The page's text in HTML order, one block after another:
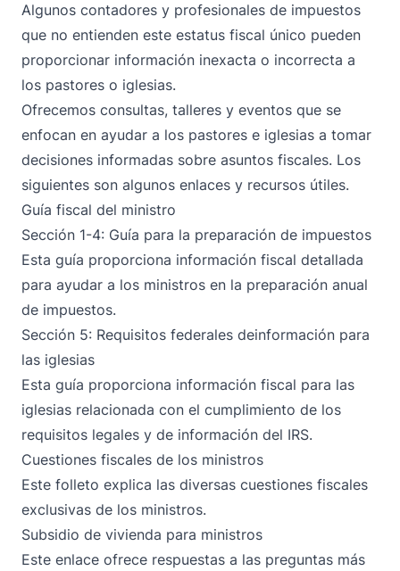
Algunos contadores y profesionales de impuestos
que no entienden este estatus fiscal único pueden
proporcionar información inexacta o incorrecta a
los pastores o iglesias.
Ofrecemos consultas, talleres y eventos que se
enfocan en ayudar a los pastores e iglesias a tomar
decisiones informadas sobre asuntos fiscales. Los
siguientes son algunos enlaces y recursos útiles.
Guía fiscal del ministro
Sección 1-4: Guía para la preparación de impuestos
Esta guía proporciona información fiscal detallada
para ayudar a los ministros en la preparación anual
de impuestos.
Sección 5: Requisitos federales deinformación para
las iglesias
Esta guía proporciona información fiscal para las
iglesias relacionada con el cumplimiento de los
requisitos legales y de información del IRS.
Cuestiones fiscales de los ministros
Este folleto explica las diversas cuestiones fiscales
exclusivas de los ministros.
Subsidio de vivienda para ministros
Este enlace ofrece respuestas a las preguntas más